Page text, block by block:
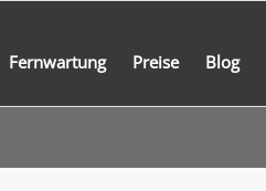
Fernwartung Preise Blog